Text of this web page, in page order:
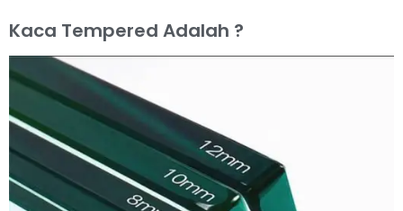
Kaca Tempered Adalah ?